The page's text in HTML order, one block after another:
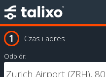
Czas i adres
Odbiór: